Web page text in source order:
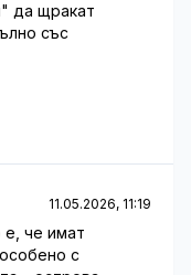
да щракат
със
11.05.2026, 11:19
е, че имат
с